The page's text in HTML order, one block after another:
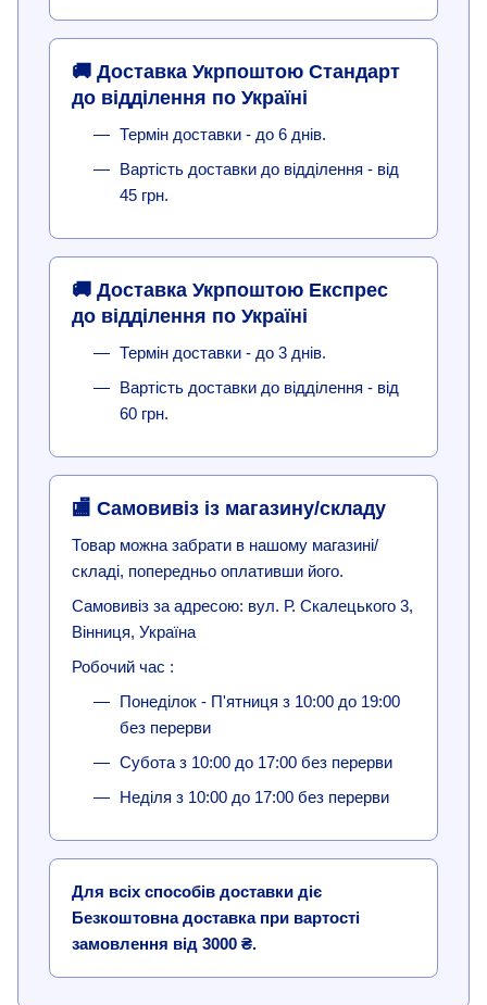
🚚 Доставка Укрпоштою Стандарт
до відділення по Україні
Термін доставки - до 6 днів.
Вартість доставки до відділення - від
45 грн.
🚚 Доставка Укрпоштою Експрес
до відділення по Україні
Термін доставки - до 3 днів.
Вартість доставки до відділення - від
60 грн.
🏬 Самовивіз із магазину/складу
Товар можна забрати в нашому магазині/
складі, попередньо оплативши його.
Самовивіз за адресою: вул. Р. Скалецького 3,
Вінниця, Україна
Робочий час :
Понеділок - П'ятниця з 10:00 до 19:00
без перерви
Субота з 10:00 до 17:00 без перерви
Неділя з 10:00 до 17:00 без перерви
Для всіх способів доставки діє
Безкоштовна доставка при вартості
замовлення від 3000 ₴.